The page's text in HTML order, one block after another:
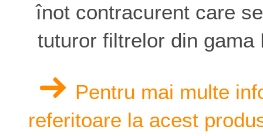
înot contracurent care
tuturor filtrelor din gama
Pentru mai multe
referitoare la acest